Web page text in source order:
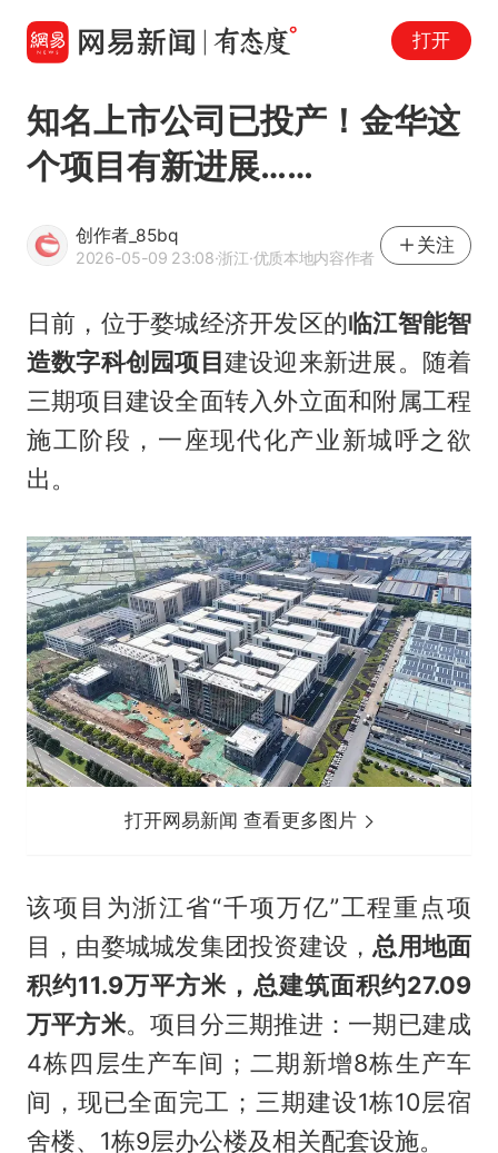
打开
知名上市公司已投产！金华这
个项目有新进展……
创作者_85bq
2026-05-09 23:08·浙江·优质本地内容作者
关注
日前，位于婺城经济开发区的临江智能智
造数字科创园项目建设迎来新进展。随着
三期项目建设全面转入外立面和附属工程
施工阶段，一座现代化产业新城呼之欲
出。
打开网易新闻 查看更多图片
该项目为浙江省“千项万亿”工程重点项
目，由婺城城发集团投资建设， 总用地面
积约11.9万平方米，总建筑面积约27.09
万平方米。项目分三期推进：一期已建成
4栋四层生产车间；二期新增8栋生产车
间，现已全面完工；三期建设1栋10层宿
舍楼、1栋9层办公楼及相关配套设施。